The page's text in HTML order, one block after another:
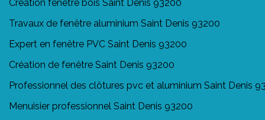
Création fenêtre bois Saint Denis 93200
Travaux de fenêtre aluminium Saint Denis 93200
Expert en fenêtre PVC Saint Denis 93200
Création de fenêtre Saint Denis 93200
Professionnel des clôtures pvc et aluminium Saint Denis
Menuisier professionnel Saint Denis 93200